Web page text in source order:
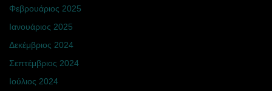
Φεβρουάριος 2025
Ιανουάριος 2025
Δεκέμβριος 2024
Σεπτέμβριος 2024
Ιούλιος 2024